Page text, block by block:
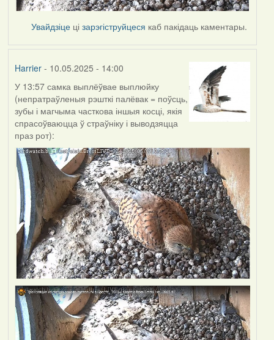
Увайдзіце цізарэгіструйцеся каб пакідаць каментары.
Harrier- 10.05.2025 - 14:00
У 13:57 самка выплёўвае выплюйку
(непратраўленыя рэшткі палёвак = поўсць,
зубы і магчыма часткова іншыя косці, якія
спрасоўваюцца ў страўніку і выводзяцца
праз рот):